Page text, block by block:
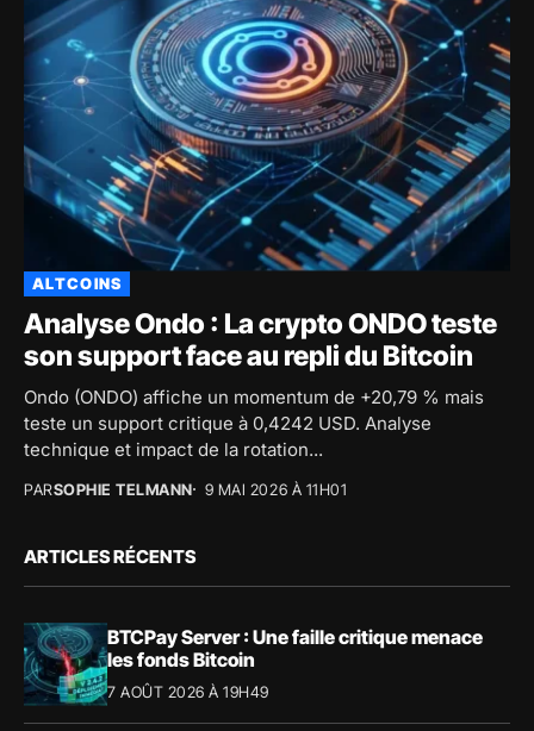
ALTCOINS
Analyse Ondo : La crypto ONDO teste
son support face au repli du Bitcoin
Ondo (ONDO) affiche un momentum de +20,79 % mais
teste un support critique à 0,4242 USD. Analyse
technique et impact de la rotation...
PARSOPHIE TELMANN 9 MAI 2026 À 11H01
ARTICLES RÉCENTS
BTCPay Server : Une faille critique menace
les fonds Bitcoin
7 AOÛT 2026 À 19H49